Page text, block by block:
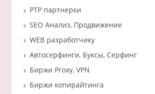
PTP партнерки
SEO Анализ, Продвижение
WEB разработчику
Автосерфинги, Буксы, Серфинг
Биржи Proxy, VPN
Биржи копирайтинга